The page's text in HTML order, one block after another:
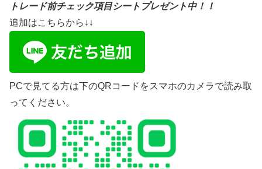
トレード前チェック項目シートプレゼント中！！
追加はこちらから↓↓
PCで見てる方は下のQRコードをスマホのカメラで読み取
ってください。